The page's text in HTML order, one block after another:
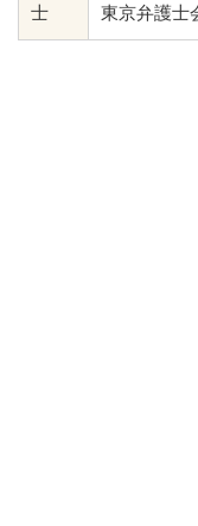
士
東京弁護士